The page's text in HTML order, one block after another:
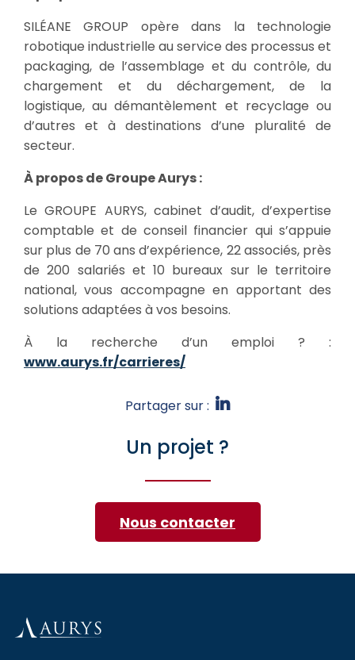
SILÉANE GROUP opère dans la technologie
robotique industrielle au service des processus et
packaging, de l’assemblage et du contrôle, du
chargement et du déchargement, de la
logistique, au démantèlement et recyclage ou
d’autres et à destinations d’une pluralité de
secteur.
À propos de Groupe Aurys :
Le GROUPE AURYS, cabinet d’audit, d’expertise
comptable et de conseil financier qui s’appuie
sur plus de 70 ans d’expérience, 22 associés, près
de 200 salariés et 10 bureaux sur le territoire
national, vous accompagne en apportant des
solutions adaptées à vos besoins.
À la recherche d’un emploi ? :
www.aurys.fr/carrieres/
Partager sur :
Un projet ?
Nous contacter